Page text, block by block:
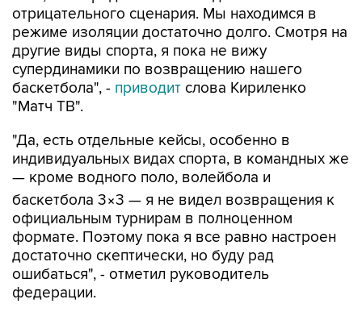
отрицательного сценария. Мы находимся в
режиме изоляции достаточно долго. Смотря на
другие виды спорта, я пока не вижу
супердинамики по возвращению нашего
баскетбола", - приводит слова Кириленко
"Матч ТВ".
"Да, есть отдельные кейсы, особенно в
индивидуальных видах спорта, в командных же
— кроме водного поло, волейбола и
баскетбола 3×3 — я не видел возвращения к
официальным турнирам в полноценном
формате. Поэтому пока я все равно настроен
достаточно скептически, но буду рад
ошибаться", - отметил руководитель
федерации.